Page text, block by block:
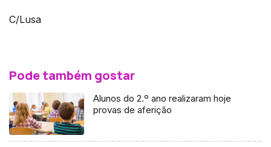
C/Lusa
Pode também gostar
Alunos do 2.º ano realizaram hoje
provas de aferição